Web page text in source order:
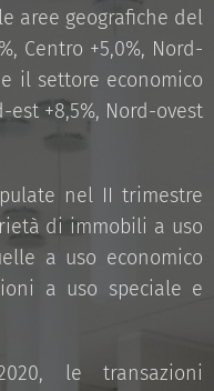
aree geografiche del
Centro +5,0%, Nord-
il settore economico
est +8,5%, Nord-ovest
nel II trimestre
di immobili a uso
a uso economico
a uso speciale e
le transazioni